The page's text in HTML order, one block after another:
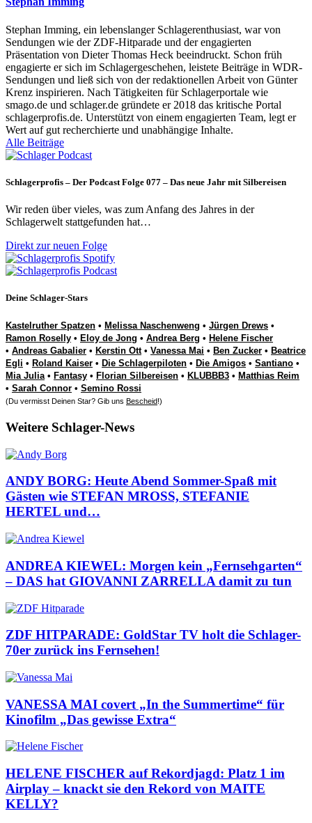
Stephan Imming, ein lebenslanger Schlagerenthusiast, war von
Sendungen wie der ZDF-Hitparade und der engagierten
Präsentation von Dieter Thomas Heck beeindruckt. Schon früh
engagierte er sich im Schlagergeschehen, leistete Beiträge in WDR-
Sendungen und ließ sich von der redaktionellen Arbeit von Günter
Krenz inspirieren. Nach Tätigkeiten für Schlagerportale wie
smago.de und schlager.de gründete er 2018 das kritische Portal
schlagerprofis.de. Unterstützt von einem engagierten Team, legt er
Wert auf gut recherchierte und unabhängige Inhalte.
Alle Beiträge
Schlagerprofis – Der Podcast Folge 077 – Das neue Jahr mit Silbereisen
Wir reden über vieles, was zum Anfang des Jahres in der
Schlagerwelt stattgefunden hat…
Direkt zur neuen Folge
Deine Schlager-Stars
Kastelruther Spatzen • Melissa Naschenweng • Jürgen Drews •
Ramon Roselly • Eloy de Jong • Andrea Berg • Helene Fischer
• Andreas Gabalier • Kerstin Ott• Vanessa Mai • Ben Zucker • Beatrice
Egli • Roland Kaiser • Die Schlagerpiloten • Die Amigos • Santiano •
Mia Julia• Fantasy • Florian Silbereisen • KLUBBB3 • Matthias Reim
• Sarah Connor • Semino Rossi
(Du vermisst Deinen Star? Gib uns Bescheid!)
Weitere Schlager-News
ANDY BORG: Heute Abend Sommer-Spaß mit
Gästen wie STEFAN MROSS, STEFANIE
HERTEL und…
ANDREA KIEWEL: Morgen kein „Fernsehgarten“
– DAS hat GIOVANNI ZARRELLA damit zu tun
ZDF HITPARADE: GoldStar TV holt die Schlager-
70er zurück ins Fernsehen!
VANESSA MAI covert „In the Summertime“ für
Kinofilm „Das gewisse Extra“
HELENE FISCHER auf Rekordjagd: Platz 1 im
Airplay – knackt sie den Rekord von MAITE
KELLY?